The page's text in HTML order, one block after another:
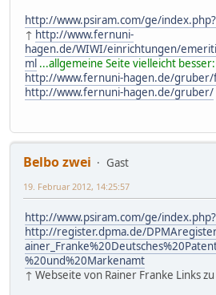
http://www.psiram.com/ge/
↑ http://www.fernuni-
hagen.de/WIWI/einrichtungen/
ml ...allgemeine Seite vielleicht besser:
http://www.fernuni-hagen.de/
http://www.fernuni-hagen.de/gruber/
Belbo zwei
Gast
19. Februar 2012, 14:25:57
http://www.psiram.com/ge/
http://register.dpma.de/
%20und%20Markenamt
↑ Webseite von Rainer Franke Links